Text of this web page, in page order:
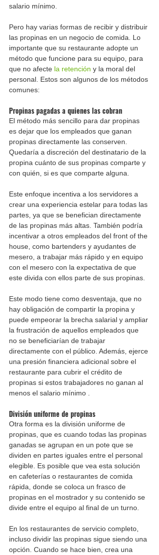
salario mínimo.
Pero hay varias formas de recibir y distribuir
las propinas en un negocio de comida. Lo
importante que su restaurante adopte un
método que funcione para su equipo, para
que no afecte la retención y la moral del
personal. Estos son algunos de los métodos
comunes:
Propinas pagadas a quienes las cobran
El método más sencillo para dar propinas
es dejar que los empleados que ganan
propinas directamente las conserven.
Quedaría a discreción del destinatario de la
propina cuánto de sus propinas comparte y
con quién, si es que comparte alguna.
Este enfoque incentiva a los servidores a
crear una experiencia estelar para todas las
partes, ya que se benefician directamente
de las propinas más altas. También podría
incentivar a otros empleados del front of the
house, como bartenders y ayudantes de
mesero, a trabajar más rápido y en equipo
con el mesero con la expectativa de que
este divida con ellos parte de sus propinas.
Este modo tiene como desventaja, que no
hay obligación de compartir la propina y
puede empeorar la brecha salarial y ampliar
la frustración de aquellos empleados que
no se beneficiarían de trabajar
directamente con el público. Además, ejerce
una presión financiera adicional sobre el
restaurante para cubrir el crédito de
propinas si estos trabajadores no ganan al
menos el salario mínimo .
División uniforme de propinas
Otra forma es la división uniforme de
propinas, que es cuando todas las propinas
ganadas se agrupan en un pote que se
dividen en partes iguales entre el personal
elegible. Es posible que vea esta solución
en cafeterías o restaurantes de comida
rápida, donde se coloca un frasco de
propinas en el mostrador y su contenido se
divide entre el equipo al final de un turno.
En los restaurantes de servicio completo,
incluso dividir las propinas sigue siendo una
opción. Cuando se hace bien, crea una